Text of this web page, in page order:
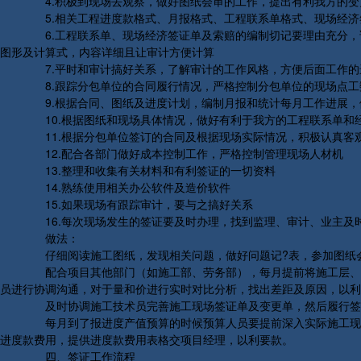
5.相关工程进度款格式、月报格式、工程联系单格式、现场经济
6.工程联系单、现场经济签证单及索赔的编制切记要理由充分，
图形及计算式，内容详细且让审计方便计算
7.平时和审计搞好关系，了解审计的工作风格，方便后面工作
8.跟踪分包单位的合同履行情况，严格控制分包单位的现场点
9.根据合同、图纸及进度计划，编制月报和统计每月工作进展，
10.根据图纸和现场具体情况，做好有利于我方的工程联系单和
11.根据分包单位签订的合同及根据现场实际情况，积极认真客
12.配合各部门做好成本控制工作，严格控制管理现场人材机
13.整理和收集有关材料和有利签证的一切资料
14.熟练使用相关办公软件及造价软件
15.如果现场有跟踪审计，要与之搞好关系
16.每次现场发生的签证要及时办理，找到监理、审计、业主及
做法：
仔细阅读施工图纸，发现相关问题，做好问题记?表，参加图纸
配合项目其他部门（如施工部、劳务部），每月提前将施工层
员进行协调沟通，对于量和价进行实时对比分析，找出差距及原因，
及时协调施工技术员完善施工现场签证单及变更单，然后履行
每月到了报进度产值预算的时候预算人员要提前深入实际施工
进度款费用，提供进度款费用表格交项目经理，以利要款。
四、签证工作流程